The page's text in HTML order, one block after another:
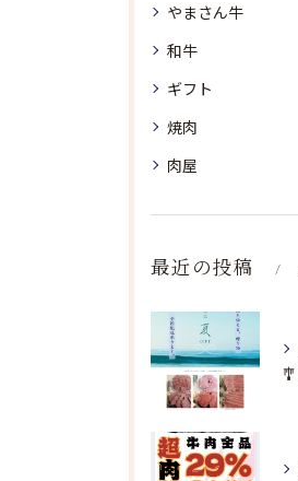
やまさん牛
和牛
ギフト
焼肉
肉屋
最近の投稿